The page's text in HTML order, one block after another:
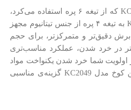
در مقایسه با مدل KC-2045 که از تیغه ۶ پره استفاده می‌کرد،
خردکن کوخ مدل KC2049 به تیغه ۴ پره از جنس تیتانیوم مجهز
دقیق‌تر و متمرکزتر، برای حجم
در خرد شدن، عملکرد مناسب‌تری
اولویت شما خرد شدن یکنواخت مواد
غذایی است، خرید خردکن کوخ مدل KC2049 گزینه‌ی مناسبی